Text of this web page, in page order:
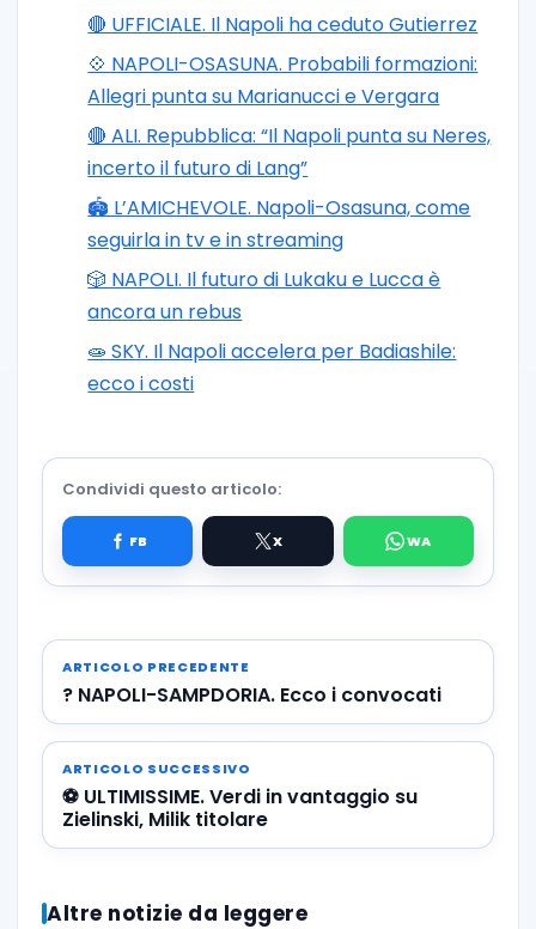
🔴 UFFICIALE. Il Napoli ha ceduto Gutierrez
💠 NAPOLI-OSASUNA. Probabili formazioni:
Allegri punta su Marianucci e Vergara
🔴 ALI. Repubblica: “Il Napoli punta su Neres,
incerto il futuro di Lang”
🏟️ L’AMICHEVOLE. Napoli-Osasuna, come
seguirla in tv e in streaming
🎲 NAPOLI. Il futuro di Lukaku e Lucca è
ancora un rebus
🧫 SKY. Il Napoli accelera per Badiashile:
ecco i costi
Condividi questo articolo:
ARTICOLO PRECEDENTE
? NAPOLI-SAMPDORIA. Ecco i convocati
ARTICOLO SUCCESSIVO
⚽️ ULTIMISSIME. Verdi in vantaggio su
Zielinski, Milik titolare
Altre notizie da leggere